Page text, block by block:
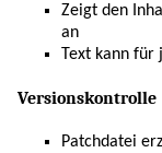
Zeigt den
an
Text kann für
Versionskontrolle
Patchdatei